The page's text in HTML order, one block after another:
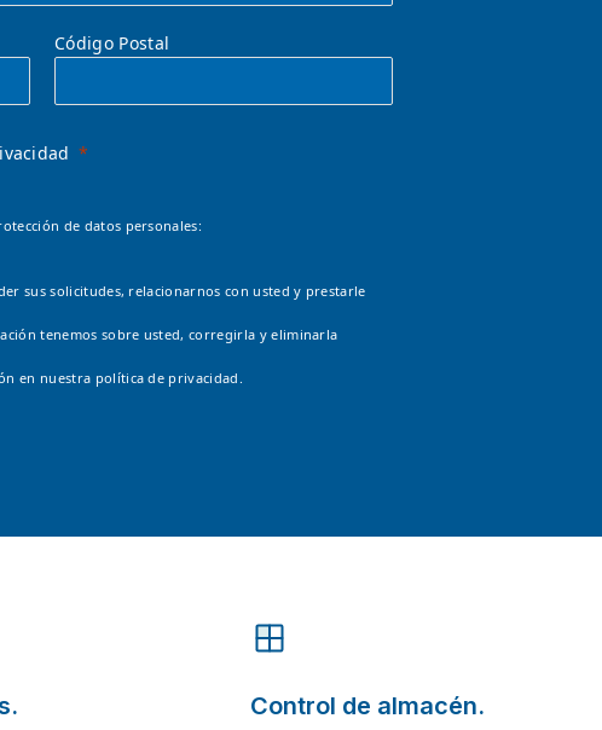
Código Postal
de datos personales:
sus solicitudes, relacionarnos con usted y prestarle
tenemos sobre usted, corregirla y eliminarla
en nuestra política de privacidad.
Control de almacén.